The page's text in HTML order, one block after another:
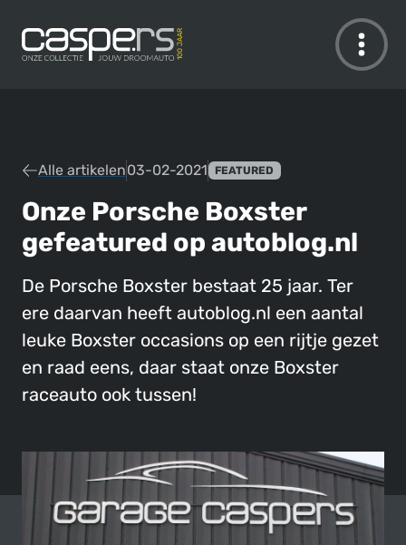
De Caspers Collectie
Alle artikelen03-02-2021 FEATURED
Onze Porsche Boxster
gefeatured op autoblog.nl
De Porsche Boxster bestaat 25 jaar. Ter
ere daarvan heeft autoblog.nl een aantal
leuke Boxster occasions op een rijtje gezet
en raad eens, daar staat onze Boxster
raceauto ook tussen!